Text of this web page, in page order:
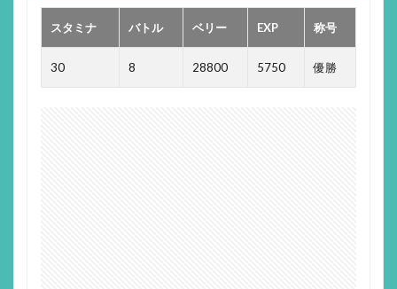
スタミナ バトル ベリー EXP 称号
30 8 28800 5750 優勝